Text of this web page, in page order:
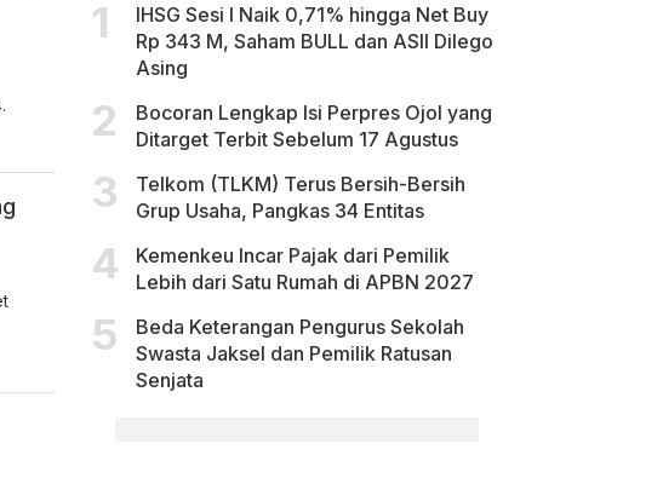
IHSG Sesi I Naik 0,71% hingga Net Buy
Rp 343 M, Saham BULL dan ASII Dilego
Asing
Bocoran Lengkap Isi Perpres Ojol yang
Ditarget Terbit Sebelum 17 Agustus
Telkom (TLKM) Terus Bersih-Bersih
Grup Usaha, Pangkas 34 Entitas
Kemenkeu Incar Pajak dari Pemilik
Lebih dari Satu Rumah di APBN 2027
Beda Keterangan Pengurus Sekolah
Swasta Jaksel dan Pemilik Ratusan
Senjata